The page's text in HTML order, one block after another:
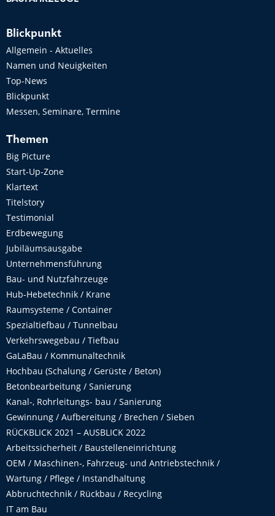
Blickpunkt
Allgemein - Aktuelles
Namen und Neuigkeiten
Top-News
Blickpunkt
Messen, Seminare, Termine
Themen
Big Picture
Start-Up-Zone
Klartext
Titelstory
Testimonial
Erdbewegung
Jubiläumsausgabe
Unternehmensführung
Bau- und Nutzfahrzeuge
Hub-Hebetechnik / Krane
Raumsysteme / Container
Spezialtiefbau / Tunnelbau
Verkehrswegebau / Tiefbau
GaLaBau / Kommunaltechnik
Hochbau (Schalung / Gerüste / Beton)
Betonbearbeitung / Sanierung
Kanal-, Rohrleitungs- bau / Sanierung
Gewinnung / Aufbereitung / Brechen / Sieben
RÜCKBLICK 2021 – AUSBLICK 2022
Arbeitssicherheit / Baustelleneinrichtung
OEM / Maschinen-, Fahrzeug- und Antriebstechnik /
Wartung / Pflege / Instandhaltung
Abbruchtechnik / Rückbau / Recycling
IT am Bau